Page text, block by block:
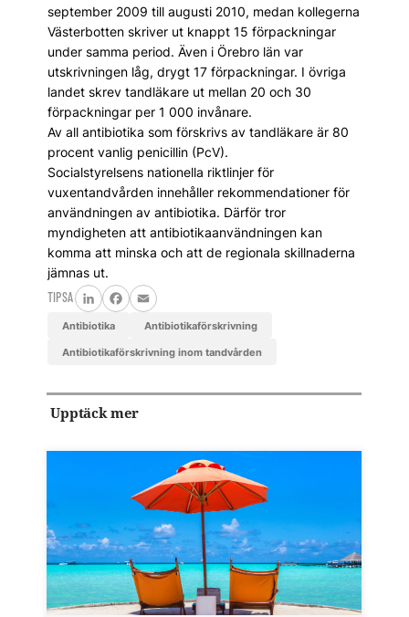
september 2009 till augusti 2010, medan kollegerna
Västerbotten skriver ut knappt 15 förpackningar
under samma period. Även i Örebro län var
utskrivningen låg, drygt 17 förpackningar. I övriga
landet skrev tandläkare ut mellan 20 och 30
förpackningar per 1 000 invånare.
Av all antibiotika som förskrivs av tandläkare är 80
procent vanlig penicillin (PcV).
Socialstyrelsens nationella riktlinjer för
vuxentandvården innehåller rekommendationer för
användningen av antibiotika. Därför tror
myndigheten att antibiotikaanvändningen kan
komma att minska och att de regionala skillnaderna
jämnas ut.
TIPSA
LinkedInFacebook
Email
antibiotika antibiotikaförskrivning
Antibiotikaförskrivning inom tandvården
Upptäck mer